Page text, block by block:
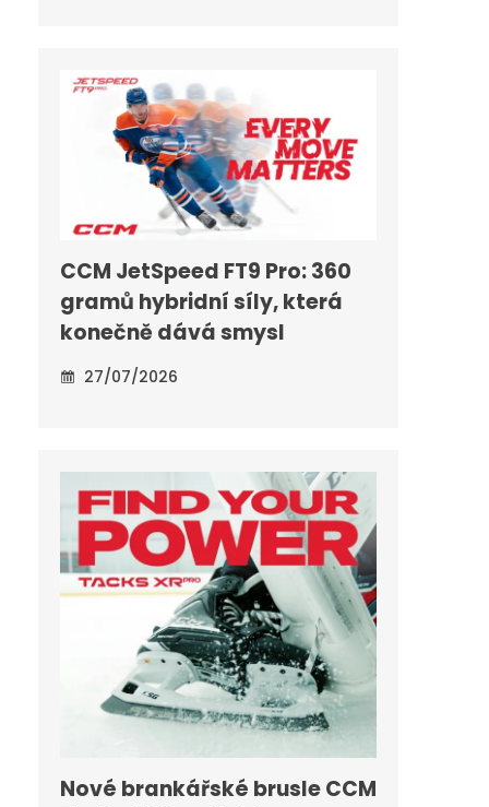
CCM JetSpeed FT9 Pro: 360
gramů hybridní síly, která
konečně dává smysl
27/07/2026
Nové brankářské brusle CCM